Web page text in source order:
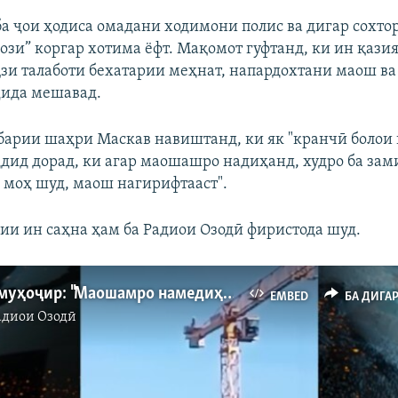
ҷои ҳодиса омадани ходимони полис ва дигар
коргар хотима ёфт. Мақомот гуфтанд, ки ин
талаботи бехатарии меҳнат, напардохтани маош
мешавад.
шаҳри Маскав навиштанд, ки як "кранчӣ болои
дорад, ки агар маошашро надиҳанд, худро ба
моҳ шуд, маош нагирифтааст".
ин саҳна ҳам ба Радиои Озодӣ фиристода шуд.
EMBED БА
Додхоҳии муҳоҷир: "Маошамро намедиҳед, худро аз болои кран ба замин ҳавола мекунам!"
Озодӣ